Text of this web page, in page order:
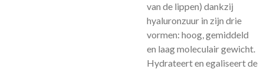
van de lippen) dankzij
hyaluronzuur in zijn drie
vormen: hoog, gemiddeld
en laag moleculair gewicht.
Hydrateert en egaliseert de